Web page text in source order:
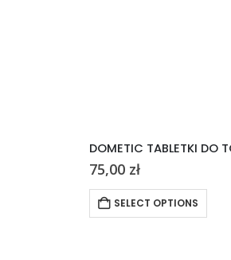
DOMETIC TABLETKI DO
75,00 zł
SELECT OPTIONS